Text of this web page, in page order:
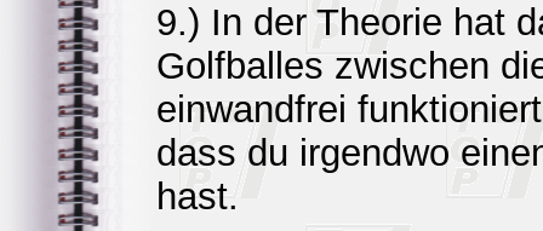
9.) In der Theorie hat
Golfballes zwischen
einwandfrei
dass du irgendwo
hast.